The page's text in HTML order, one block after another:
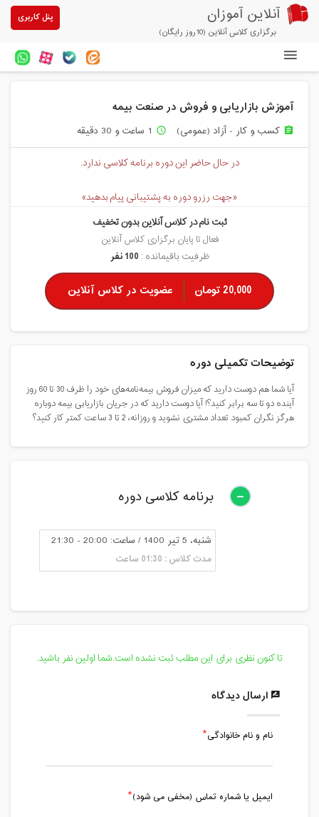
آنلاین آموزان
برگزاری کلاس آنلاین (10روز رایگان)
پنل کاربری
آزمون های آنلاین
خرید سرویس کلاس آنلاین
پیشنهادهای ویژه
تخفیفهای مشارکتی
درباره ما
آموزش بازاریابی و فروش در صنعت بیمه
assignment کسب و کار - آزاد (عمومی) access_time 1 ساعت و 30 دقیقه
در حال حاضر این دوره برنامه کلاسی ندارد.
«جهت رزرو دوره به پشتیبانی پیام بدهید»
ثبت نام در کلاس آنلاین بدون تخفیف
فعال تا پایان برگزاری کلاس آنلاین
ظرفیت باقیمانده : 100 نفر
20,000 تومان عضویت در کلاس آنلاین
توضیحات تکمیلی دوره
آیا شما هم دوست دارید که میزان فروش بیمه‌نامه‌های خود را ظرف 30 تا 60 روز
آینده دو تا سه برابر کنید؟! آیا دوست دارید که در جریان بازاریابی بیمه دوباره
هرگز نگران کمبود تعداد مشتری نشوید و روزانه، 2 تا 3 ساعت کمتر کار کنید؟
برنامه کلاسی دوره
شنبه، 5 تیر 1400 / ساعت: 20:00 - 21:30
مدت کلاس : 01:30 ساعت
تا کنون نظری برای این مطلب ثبت نشده است.شما اولین نفر باشید.
ارسال دیدگاه
نام و نام خانوادگی
ایمیل یا شماره تماس (مخفی می شود)